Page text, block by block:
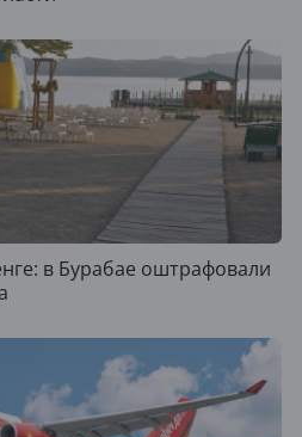
в Бурабае оштрафовали